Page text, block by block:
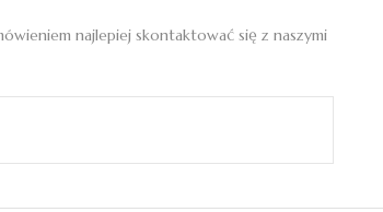
najlepiej skontaktować się z naszymi